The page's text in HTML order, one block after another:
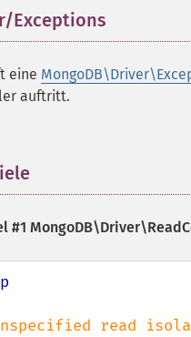
Exceptions
eine
auftritt.
#1